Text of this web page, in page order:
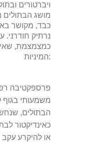
ויברטורים
מושג הבתולים
כבד, מקושר
נרתיק חודרני.
כמצמצמת,
המיניות:
פרספקטיבה
משמעותי בגוף
הבתולים,
כאינדיקטור
או להיקרע עקב